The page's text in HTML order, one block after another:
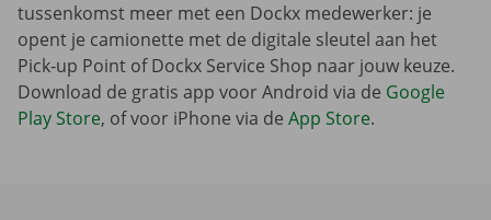
tussenkomst meer met een Dockx medewerker: je
opent je camionette met de digitale sleutel aan het
Pick-up Point of Dockx Service Shop naar jouw keuze.
Download de gratis app voor Android via de Google
Play Store, of voor iPhone via de App Store.